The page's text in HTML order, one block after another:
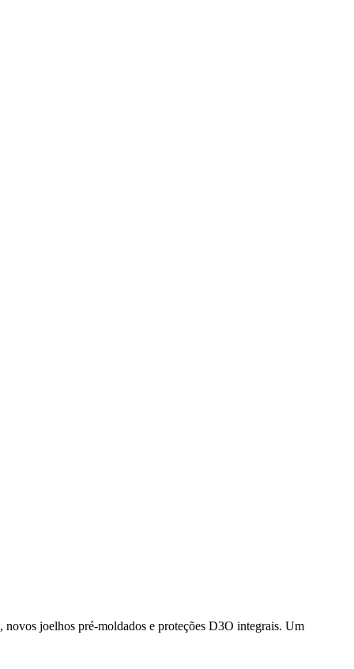
joelhos pré-moldados e proteções D3O integrais. Um